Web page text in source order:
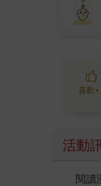
喜歡
活動
閱讀